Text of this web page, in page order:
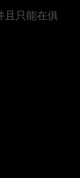
且只能在俱